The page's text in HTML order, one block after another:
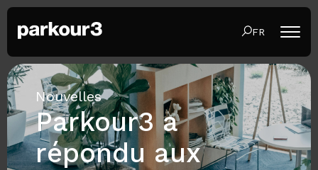
FR
Nouvelles
Parkour3 a
répondu aux